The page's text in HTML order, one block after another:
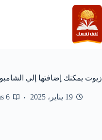
التجاوز
إلى
المحتوى
زيوت يمكنك إضافتها إلي
19 يناير، 2025 6 mins